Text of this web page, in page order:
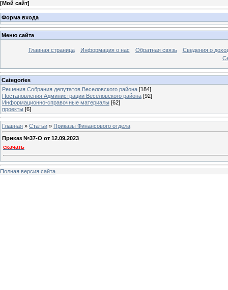
[Мой сайт]
Форма входа
Меню сайта
Главная страница Информация о нас Обратная связь
Сведения о
Categories
Решения Собрания депутатов Веселовского района [184]
Постановления Администрации Веселовского района [92]
Информационно-справочные материалы [62]
проекты [6]
Главная » Статьи » Приказы Финансового отдела
Приказ №37-O от 12.09.2023
скачать
Полная версия сайта